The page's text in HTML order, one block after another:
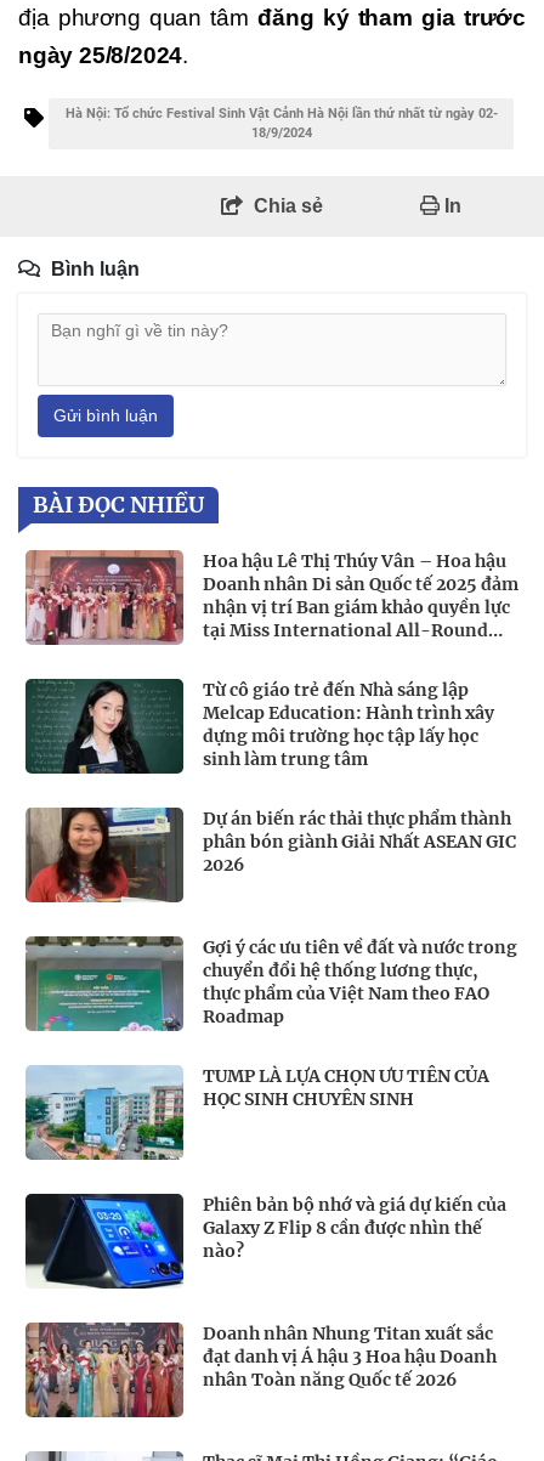
địa phương quan tâmđăng ký tham gia trước
ngày 25/8/2024.
Hà Nội: Tổ chức Festival Sinh Vật Cảnh Hà Nội lần thứ nhất từ ngày 02-
18/9/2024
Chia sẻ In
Bình luận
Gửi bình luận
BÀI ĐỌC NHIỀU
Hoa hậu Lê Thị Thúy Vân – Hoa hậu
Doanh nhân Di sản Quốc tế 2025 đảm
nhận vị trí Ban giám khảo quyền lực
tại Miss International All-Round
Từ cô giáo trẻ đến Nhà sáng lập
Melcap Education: Hành trình xây
dựng môi trường học tập lấy học
sinh làm trung tâm
Dự án biến rác thải thực phẩm thành
phân bón giành Giải Nhất ASEAN GIC
2026
Gợi ý các ưu tiên về đất và nước trong
chuyển đổi hệ thống lương thực,
thực phẩm của Việt Nam theo FAO
Roadmap
TUMP LÀ LỰA CHỌN ƯU TIÊN CỦA
HỌC SINH CHUYÊN SINH
Phiên bản bộ nhớ và giá dự kiến của
Galaxy Z Flip 8 cần được nhìn thế
nào?
Doanh nhân Nhung Titan xuất sắc
đạt danh vị Á hậu 3 Hoa hậu Doanh
nhân Toàn năng Quốc tế 2026